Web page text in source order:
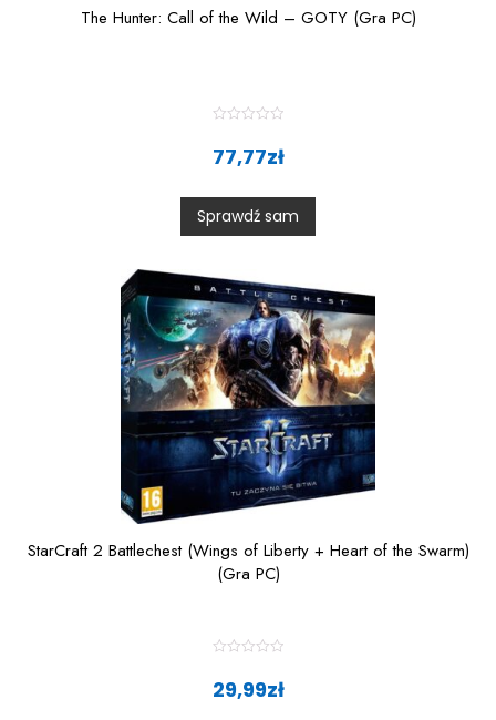
The Hunter: Call of the Wild – GOTY (Gra PC)
t
0
o
u
t
5
77,77zł
Sprawdź sam
StarCraft 2 Battlechest (Wings of Liberty + Heart of the Swarm)
(Gra PC)
t29,99zł